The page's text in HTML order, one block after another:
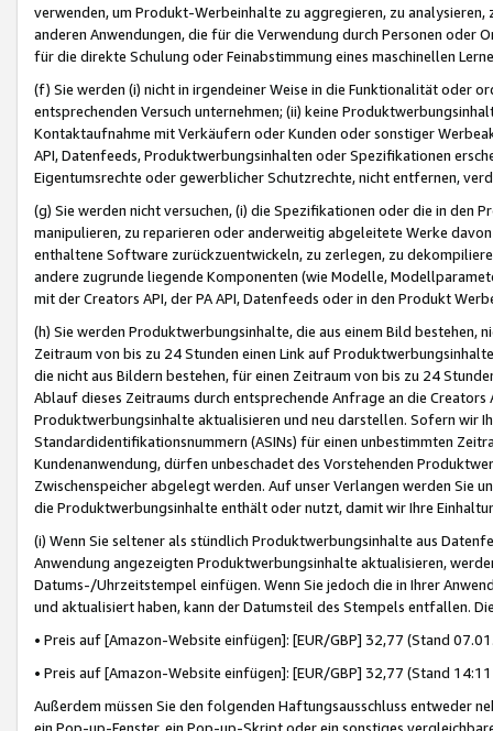
verwenden, um Produkt-Werbeinhalte zu aggregieren, zu
anderen Anwendungen, die für die Verwendung durch Personen
für die direkte Schulung oder Feinabstimmung eines maschinellen
(f) Sie werden (i) nicht in irgendeiner Weise in die Funktionalität oder
entsprechenden Versuch unternehmen; (ii) keine
Kontaktaufnahme mit Verkäufern oder Kunden oder sonstiger
API, Datenfeeds, Produktwerbungsinhalten oder Spezifikationen
Eigentumsrechte oder gewerblicher Schutzrechte, nicht entfernen,
(g) Sie werden nicht versuchen, (i) die Spezifikationen oder die in
manipulieren, zu reparieren oder anderweitig abgeleitete Werke
enthaltene Software zurückzuentwickeln, zu zerlegen, zu
andere zugrunde liegende Komponenten (wie Modelle,
mit der Creators API, der PA API, Datenfeeds oder in den Produkt
(h) Sie werden Produktwerbungsinhalte, die aus einem Bild bestehen,
Zeitraum von bis zu 24 Stunden einen Link auf
die nicht aus Bildern bestehen, für einen Zeitraum von bis zu 24
Ablauf dieses Zeitraums durch entsprechende Anfrage an die
Produktwerbungsinhalte aktualisieren und neu darstellen. Sofern wir
Standardidentifikationsnummern (ASINs) für einen unbestimmten
Kundenanwendung, dürfen unbeschadet des Vorstehenden
Zwischenspeicher abgelegt werden. Auf unser Verlangen werden Sie
die Produktwerbungsinhalte enthält oder nutzt, damit wir Ihre
(i) Wenn Sie seltener als stündlich Produktwerbungsinhalte aus
Anwendung angezeigten Produktwerbungsinhalte aktualisieren,
Datums-/Uhrzeitstempel einfügen. Wenn Sie jedoch die in Ihrer
und aktualisiert haben, kann der Datumsteil des Stempels entfallen.
• Preis auf [Amazon-Website einfügen]: [EUR/GBP] 32,77 (Stand
• Preis auf [Amazon-Website einfügen]: [EUR/GBP] 32,77 (Stand
Außerdem müssen Sie den folgenden Haftungsausschluss entweder
ein Pop-up-Fenster, ein Pop-up-Skript oder ein sonstiges